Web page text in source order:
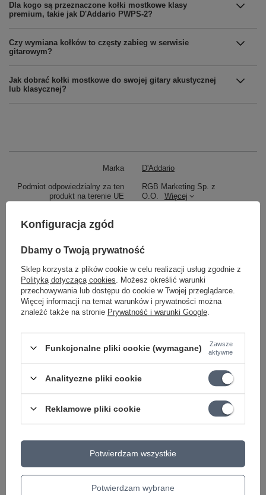
Dla kogo są przeznaczone kołki mostkowe klasy
premium, takie jak D'Addario PWPS-2?
Czy wymiana kołków to częsty zabieg w serwisie
gitarowym?
Jak dobrać kołki mostkowe do swojej gitary akustycznej
lub klasycznej?
Marka D'Addario
Podmiot odpowiedzialny za ten
produkt na terenie UE
RGB Marketing Sp. z
O.O.
Więcej
KATEGORIA
Może potrzebujesz tego do gitary
gitary elektrycznej
58,99 zł
Ernie Ball 2148 Light Earthwood Phosphor
43,50 zł
Ciekawostki do gitary
Konfiguracja zgód
Dbamy o Twoją prywatność
Sklep korzysta z plików cookie w celu realizacji usług zgodnie z
Polityką dotyczącą cookies . Możesz określić warunki
przechowywania lub dostępu do cookie w Twojej przeglądarce.
Więcej informacji na temat warunków i prywatności można
znaleźć także na stronie Prywatność i warunki Google
Funkcjonalne pliki cookie (wymagane)
Zawsze
aktywne
Analityczne pliki cookie
Reklamowe pliki cookie
Potwierdzam wybrane
Potwierdzam wszystkie